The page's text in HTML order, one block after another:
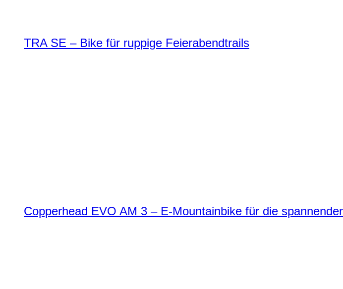
TRA SE – Bike für ruppige Feierabendtrails
Copperhead EVO AM 3 – E-Mountainbike für die